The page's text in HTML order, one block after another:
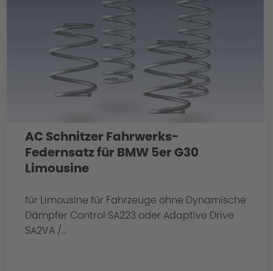
AC Schnitzer Fahrwerks-
Federnsatz für BMW 5er G30
Limousine
für Limousine für Fahrzeuge ohne Dynamische
Dämpfer Control SA223 oder Adaptive Drive
SA2VA /...